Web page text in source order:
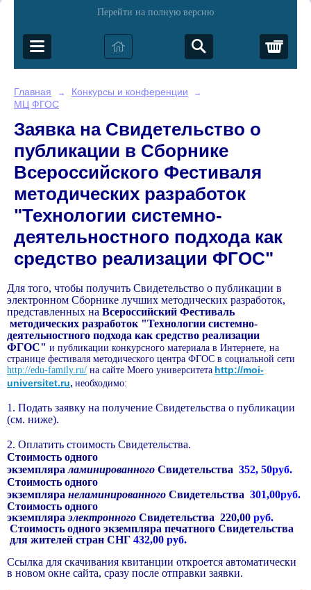
Перейти на полную версию
Главная → Конкурсы и конференции →
МЦ ФГОС
Заявка на Свидетельство о
публикации в Сборнике
Всероссийского Фестиваля
методических разработок
"Технологии системно-
деятельностного подхода как
средство реализации ФГОС"
Для того, чтобы получить Свидетельство о публикации в
электронном Сборнике лучших методических разработок,
представленных на Всероссийский Фестиваль
методических разработок "Технологии системно-
деятельностного подхода как средство реализации
ФГОС" и публикации конкурсного материала в Интернете, на
странице фестиваля методического центра ФГОС в социальной сети
http://edu-family.ru/ на сайте Моего университета http://moi-
universitet.ru, необходимо:
1. Подать заявку на получение Свидетельства о публикации
(см. ниже).
2. Оплатить стоимость Свидетельства.
Стоимость одного
экземпляраламинированного Свидетельства 352, 50руб.
Стоимость одного
экземпляра неламинированного Свидетельства 301,00руб.
Стоимость одного
экземпляраэлектронного Свидетельства 220,00 руб.
Стоимость одного экземпляра печатного Свидетельства
для жителей стран СНГ 432,00 руб.
Ссылка для скачивания квитанции откроется автоматически
в новом окне сайта, сразу после отправки заявки.